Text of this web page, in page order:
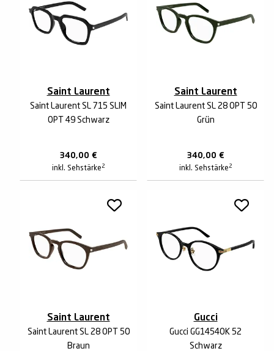
Saint Laurent
Saint Laurent SL 715 SLIM
OPT 49 Schwarz
340,00 €
inkl. Sehstärke 2
Saint Laurent
Saint Laurent SL 28 OPT 50
Grün
340,00 €
inkl. Sehstärke 2
Saint Laurent
Saint Laurent SL 28 OPT 50
Braun
Gucci
Gucci GG1454OK 52
Schwarz